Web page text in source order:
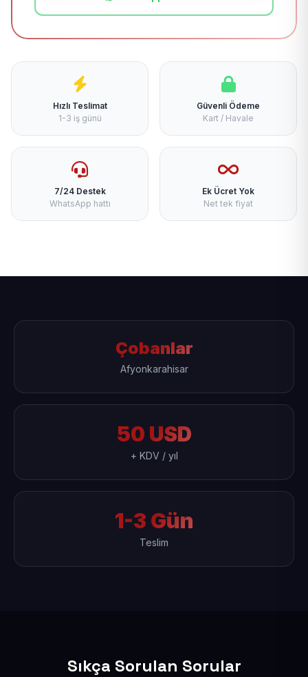
Hızlı Teslimat
1-3 iş günü
Güvenli Ödeme
Kart / Havale
7/24 Destek
WhatsApp hattı
Ek Ücret Yok
Net tek fiyat
Çobanlar
Afyonkarahisar
50 USD
+ KDV / yıl
1-3 Gün
Teslim
Sıkça Sorulan Sorular